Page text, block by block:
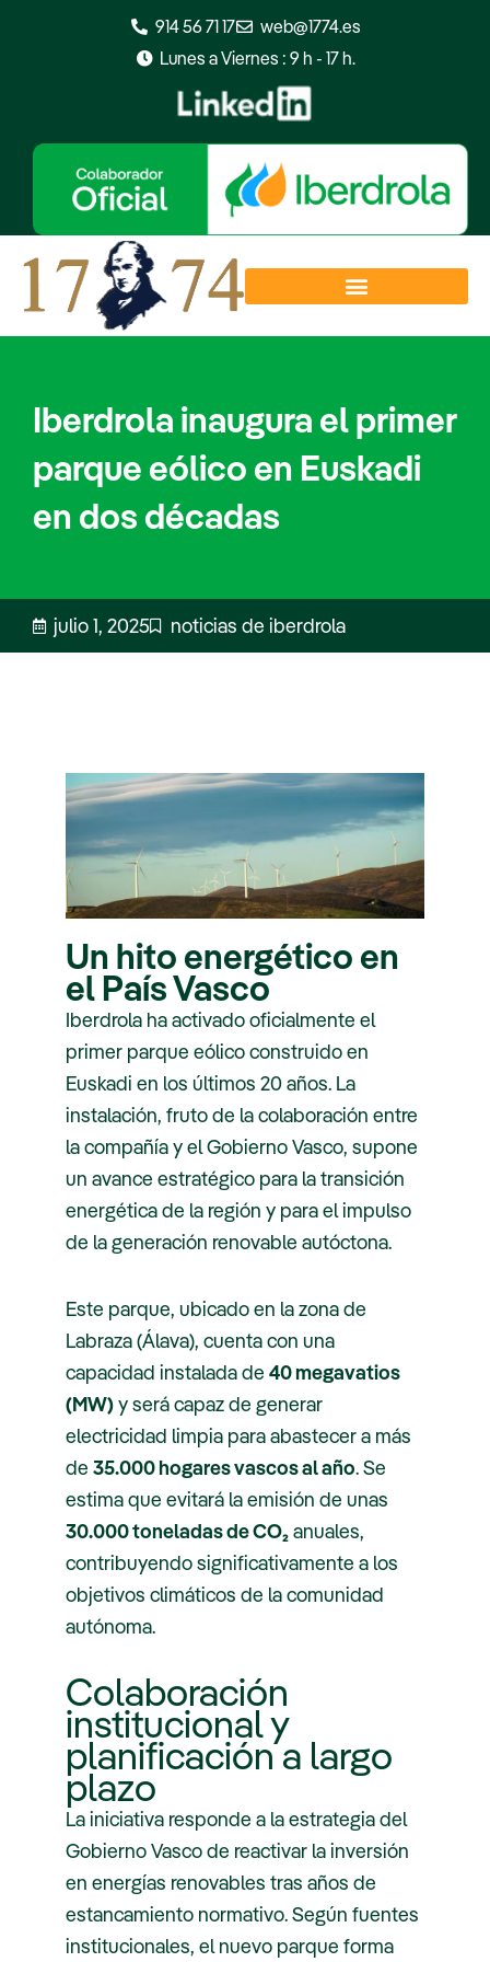
914 56 71 17
web@1774.es
Lunes a Viernes : 9 h - 17 h.
Iberdrola inaugura el primer
parque eólico en Euskadi
en dos décadas
julio 1, 2025 noticias de iberdrola
Un hito energético en
el País Vasco
Iberdrola ha activado oficialmente el
primer parque eólico construido en
Euskadi en los últimos 20 años. La
instalación, fruto de la colaboración entre
la compañía y el Gobierno Vasco, supone
un avance estratégico para la transición
energética de la región y para el impulso
de la generación renovable autóctona.
Este parque, ubicado en la zona de
Labraza (Álava), cuenta con una
capacidad instalada de 40 megavatios
(MW)y será capaz de generar
electricidad limpia para abastecer a más
de 35.000 hogares vascos al año. Se
estima que evitará la emisión de unas
30.000 toneladas de CO₂anuales,
contribuyendo significativamente a los
objetivos climáticos de la comunidad
autónoma.
Colaboración
institucional y
planificación a largo
plazo
La iniciativa responde a la estrategia del
Gobierno Vasco de reactivar la inversión
en energías renovables tras años de
estancamiento normativo. Según fuentes
institucionales, el nuevo parque forma